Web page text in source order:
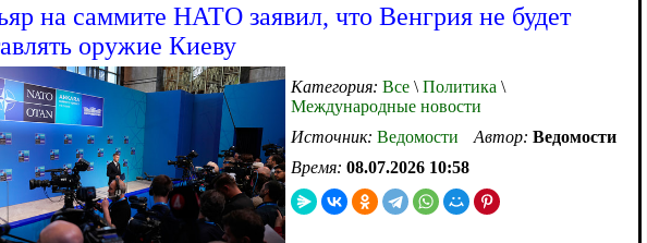
на саммите НАТО заявил, что Венгрия не будет
оружие Киеву
Категория: Все \ Политика \
Международные новости
Источник: Ведомости Автор: Ведомости
Время: 08.07.2026 10:58